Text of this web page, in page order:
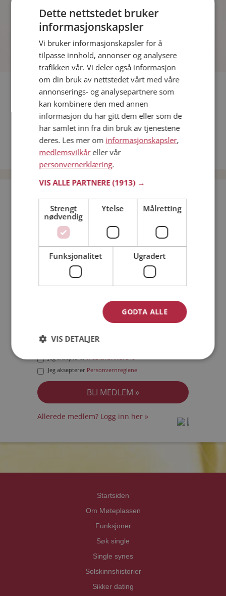
bli medlem.
Fler single
Flere singlekvinner fra Vestnes: Natalya,Karoline,Igor
Menn fra Vestnes
Date kvinner i Norge
Date menn i Norge
Bli medlem gratis!
Jeg er en: Mann Kvinne
Min alder:
Jeg akseptererMedlemsvilkårene
Jeg aksepterer Personvernreglene
Allerede medlem? Logg inn her »
Startsiden
Om Møteplassen
Funksjoner
Søk single
Single synes
Solskinnshistorier
Sikker dating
Dette nettstedet bruker
informasjonskapsler
Vi bruker informasjonskapsler for å
tilpasse innhold, annonser og analysere
trafikken vår. Vi deler også informasjon
om din bruk av nettstedet vårt med våre
annonserings- og analysepartnere som
kan kombinere den med annen
informasjon du har gitt dem eller som de
har samlet inn fra din bruk av tjenestene
deres. Les mer om informasjonskapsler,
medlemsvilkåreller vår
personvernerklæring.
VIS ALLE PARTNERE(1913) →
Strengt
nødvendig
Ytelse Målretting
Funksjonalitet Ugradert
GODTA ALLE
VIS DETALJER